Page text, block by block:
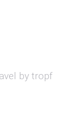
by tropf